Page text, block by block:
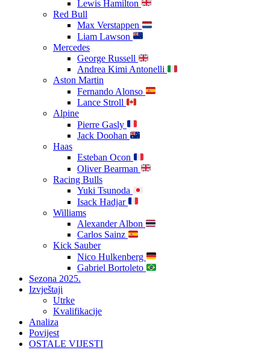
Lewis Hamilton
Red Bull
Max Verstappen
Liam Lawson
Mercedes
George Russell
Andrea Kimi Antonelli
Aston Martin
Fernando Alonso
Lance Stroll
Alpine
Pierre Gasly
Jack Doohan
Haas
Esteban Ocon
Oliver Bearman
Racing Bulls
Yuki Tsunoda
Isack Hadjar
Williams
Alexander Albon
Carlos Sainz
Kick Sauber
Nico Hulkenberg
Gabriel Bortoleto
Sezona 2025.
Izvještaji
Utrke
Kvalifikacije
Analiza
Povijest
OSTALE VIJESTI